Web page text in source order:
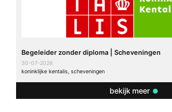
Begeleider zonder diploma | Scheveningen
30-07-2026
koninklijke kentalis, scheveningen
bekijk meer